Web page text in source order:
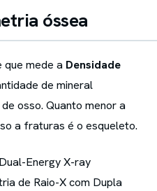
óssea
mede a Densidade
de mineral
osso. Quanto menor a
a fraturas é o esqueleto.
Energy X-ray
de Raio-X com Dupla